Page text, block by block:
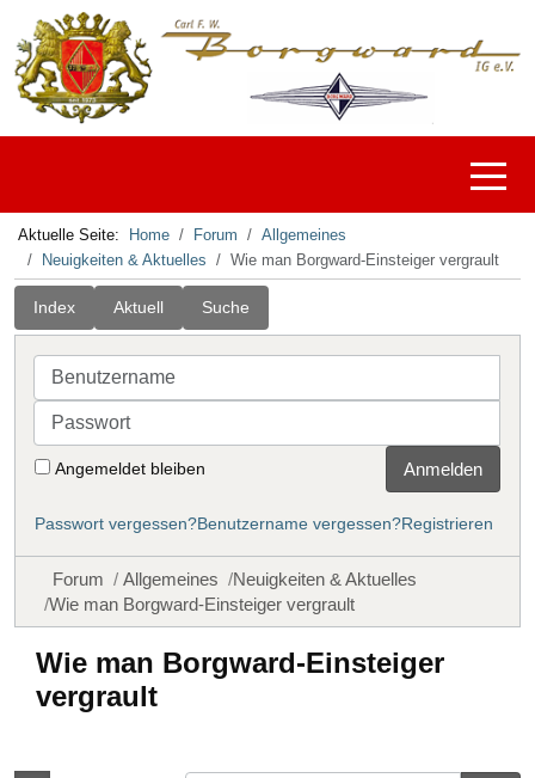
Off-
Aktuelle Seite: Home Forum
Allgemeines
Neuigkeiten & Aktuelles
Wie man Borgward-Einsteiger vergrault
Index Aktuell Suche
Benutzername
Passwort
Angemeldet bleiben Anmelden
Passwort vergessen?Benutzername vergessen?Registrieren
Forum Allgemeines
Neuigkeiten & Aktuelles
Wie man Borgward-Einsteiger vergrault
Wie man Borgward-Einsteiger
vergrault